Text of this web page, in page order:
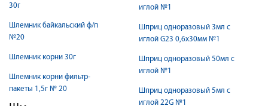
30г
Шлемник байкальский ф/п
№20
Шлемник корни 30г
Шлемник корни фильтр-
пакеты 1,5г № 20
иглой №1
Шприц одноразовый 3мл с
иглой G23 0,6х30мм №1
Шприц одноразовый 50мл с
иглой №1
Шприц одноразовый 5мл с
иглой 22G №1